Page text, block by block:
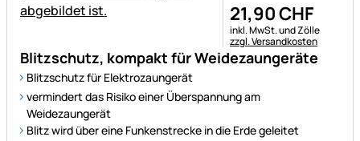
Blitzschutz, kompakt für Weidezaungeräte
Blitzschutz für Elektrozaungerät
vermindert das Risiko einer Überspannung am
Weidezaungerät
Blitz wird über eine Funkenstrecke in die Erde geleitet
21,90CHF
Steuerhinweis:
inkl. MwSt. und Zölle
zzgl. Versandkosten